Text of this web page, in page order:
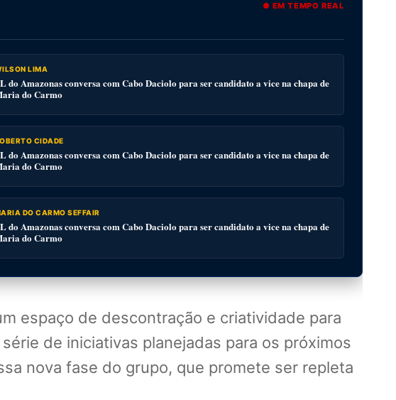
● EM TEMPO REAL
LIMA
do Amazonas conversa com Cabo Daciolo para ser candidato a vice na chapa de
do Carmo
CIDADE
do Amazonas conversa com Cabo Daciolo para ser candidato a vice na chapa de
do Carmo
DO CARMO SEFFAIR
do Amazonas conversa com Cabo Daciolo para ser candidato a vice na chapa de
do Carmo
espaço de descontração e criatividade para
de iniciativas planejadas para os próximos
nova fase do grupo, que promete ser repleta